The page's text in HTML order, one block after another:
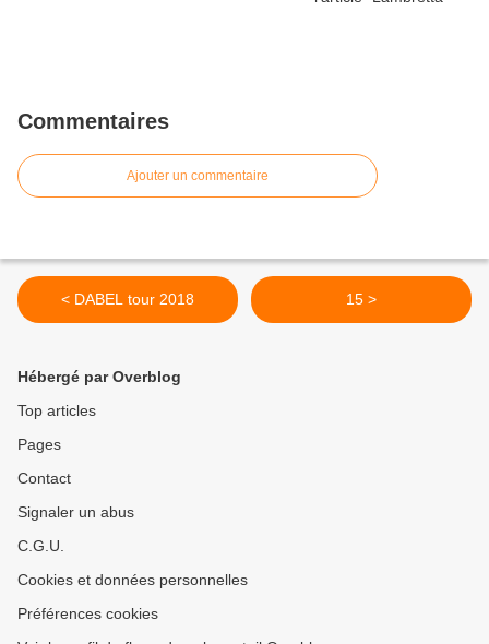
Commentaires
Ajouter un commentaire
< DABEL tour 2018 15 >
Hébergé par Overblog
Top articles
Pages
Contact
Signaler un abus
C.G.U.
Cookies et données personnelles
Préférences cookies